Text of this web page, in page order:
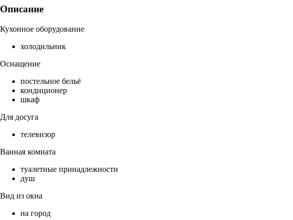
Описание
Кухонное оборудование
холодильник
Оснащение
постельное бельё
кондиционер
шкаф
Для досуга
телевизор
Ванная комната
туалетные принадлежности
душ
Вид из окна
на город